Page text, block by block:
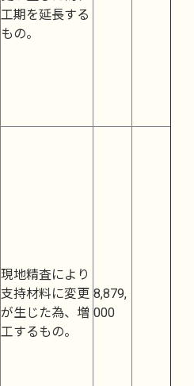
工期を延長する
もの。
現地精査により
支持材料に変更
が生じた為、増
工するもの。
8,879,
000